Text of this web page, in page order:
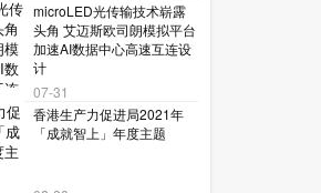
microLED光传输技术崭露
头角 艾迈斯欧司朗模拟平台
加速AI数据中心高速互连设
计
07-31
香港生产力促进局2021年
「成就智上」年度主题